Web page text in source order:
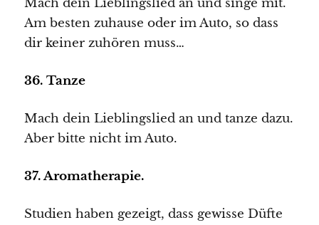
Mach dein Lieblingslied an und singe mit.
Am besten zuhause oder im Auto, so dass
dir keiner zuhören muss…
36. Tanze
Mach dein Lieblingslied an und tanze dazu.
Aber bitte nicht im Auto.
37. Aromatherapie.
Studien haben gezeigt, dass gewisse Düfte